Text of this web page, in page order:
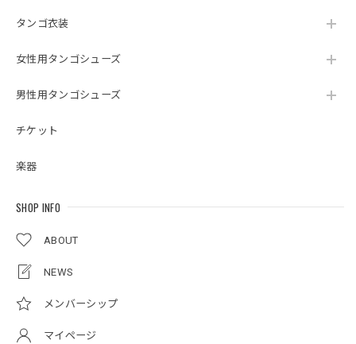
タンゴ衣装
女性用タンゴシューズ
男性用タンゴシューズ
チケット
楽器
SHOP INFO
ABOUT
NEWS
メンバーシップ
マイページ